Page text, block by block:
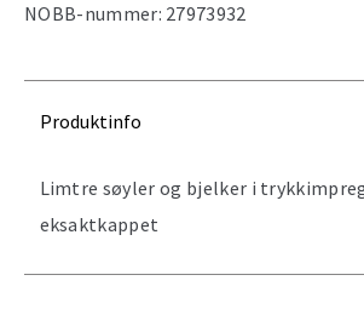
NOBB-nummer: 27973932
Produktinfo
Limtre søyler og bjelker i
eksaktkappet